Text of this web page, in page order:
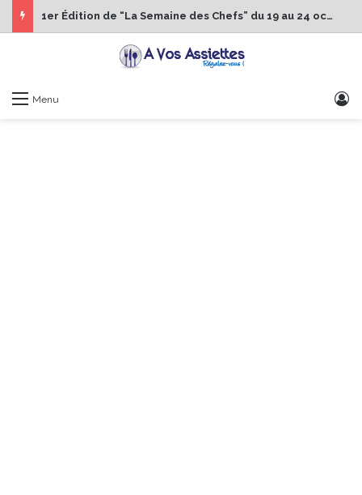
1er Édition de “La Semaine des Chefs” du 19 au 24 octobre 2026
Menu